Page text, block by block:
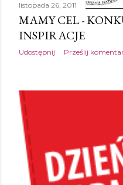
listopada 26, 2011
MAMY CEL -
INSPIRACJE
Udostępnij Prześlij